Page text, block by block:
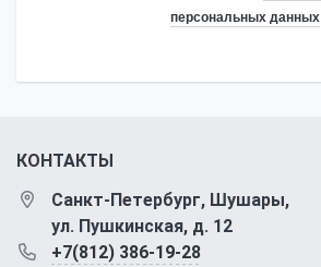
персональных данных
КОНТАКТЫ
Санкт-Петербург, Шушары,
ул. Пушкинская, д. 12
+7(812) 386-19-28